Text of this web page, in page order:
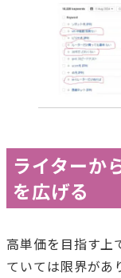
ライターか
を広げる
高単価を目指す上
ていては限界があ